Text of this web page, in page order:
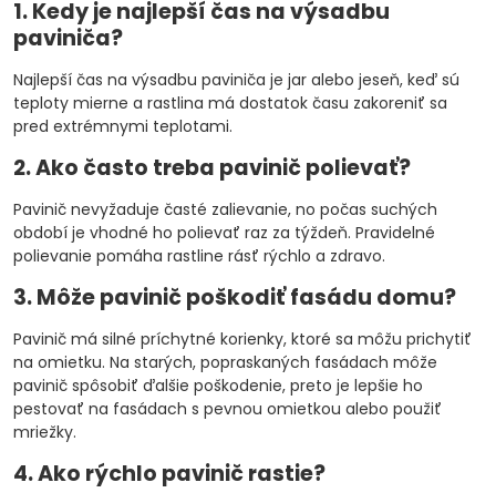
1. Kedy je najlepší čas na výsadbu
paviniča?
Najlepší čas na výsadbu paviniča je jar alebo jeseň, keď sú
teploty mierne a rastlina má dostatok času zakoreniť sa
pred extrémnymi teplotami.
2. Ako často treba pavinič polievať?
Pavinič nevyžaduje časté zalievanie, no počas suchých
období je vhodné ho polievať raz za týždeň. Pravidelné
polievanie pomáha rastline rásť rýchlo a zdravo.
3. Môže pavinič poškodiť fasádu domu?
Pavinič má silné príchytné korienky, ktoré sa môžu prichytiť
na omietku. Na starých, popraskaných fasádach môže
pavinič spôsobiť ďalšie poškodenie, preto je lepšie ho
pestovať na fasádach s pevnou omietkou alebo použiť
mriežky.
4. Ako rýchlo pavinič rastie?